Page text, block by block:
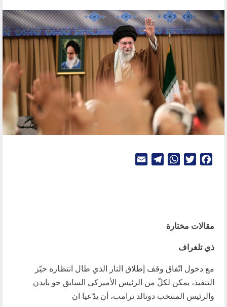
Facebook
Twitter
WhatsApp
Telegram
Email
مقالات مختارة
ذي تلغراف
مع دخول اتّفاق وقف إطلاق النار الذي طال انتظاره حيّز
التنفيذ، يمكن لكلّ من الرئيس الأميركي السابق جو بايدن
والرئيس المنتخب دونالد ترامب، أن يدّعيا ان